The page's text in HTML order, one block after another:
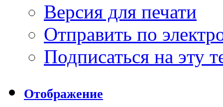
Версия для печати
Отправить по
Подписаться на эту
Отображение